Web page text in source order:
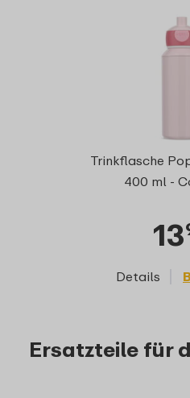
Trinkflasche
400 ml -
13
Details
Ersatzteile für